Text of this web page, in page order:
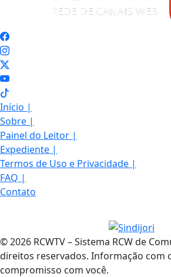
Início |
Sobre |
Painel do Leitor |
Expediente |
Termos de Uso e Privacidade |
FAQ |
Contato
© 2026 RCWTV – Sistema RCW de
direitos reservados. Informação com
compromisso com você.